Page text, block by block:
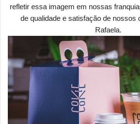
refletir essa imagem em nossas
de qualidade e satisfação de nossos
Rafaela.